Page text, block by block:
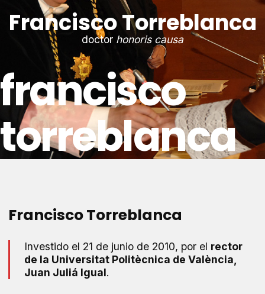
francisco
torreblanca
Francisco Torreblanca
doctor honoris causa
Francisco Torreblanca
Investido el 21 de junio de 2010, por el rector
de la Universitat Politècnica de València,
Juan Juliá Igual.